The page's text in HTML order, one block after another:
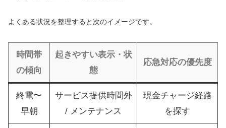
よくある状況を整理すると次のイメージです。
時間帯
の傾向
起きやすい表示・状
態
応急対応の優先度
終電〜
早朝
サービス提供時間外
/ メンテナンス
現金チャージ経路
を探す